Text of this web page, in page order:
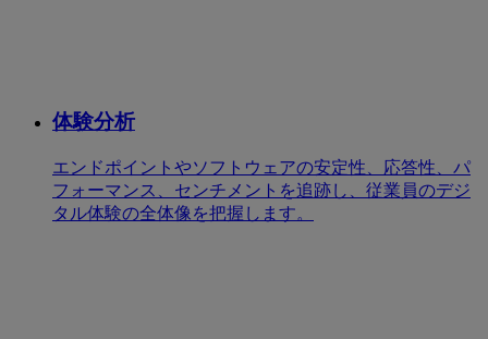
体験分析
エンドポイントやソフトウェアの安定性、応答性、パ
フォーマンス、センチメントを追跡し、従業員のデジ
タル体験の全体像を把握します。